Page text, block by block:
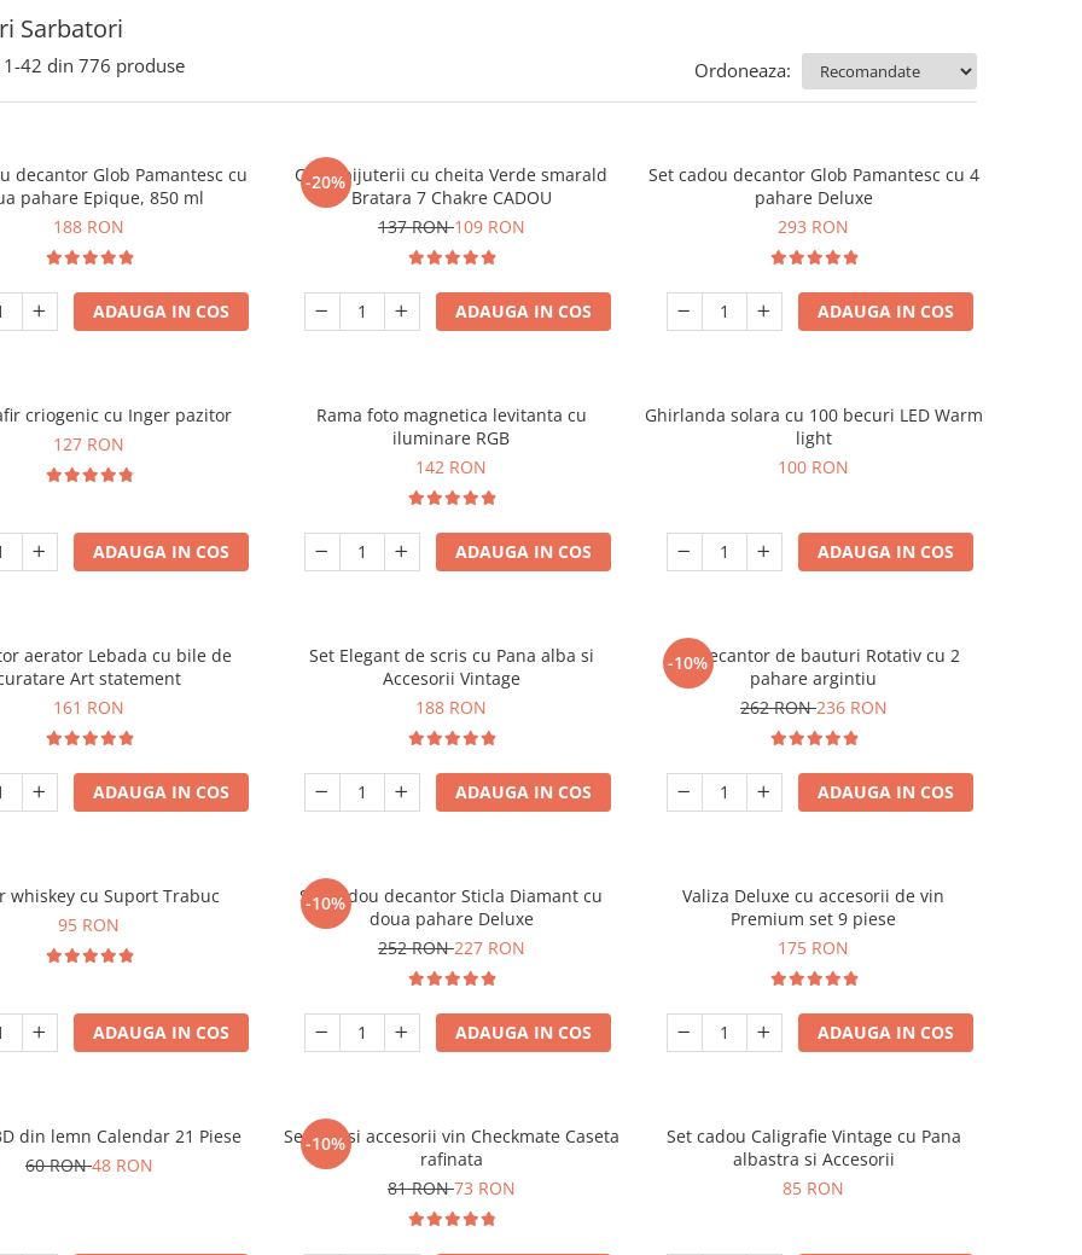
Sarbatori
1-42 din 776 produse Ordoneaza:
decantor Glob Pamantesc cu
pahare Epique, 850 ml
188 RON
ADAUGA IN COS
-20%
Cutie bijuterii cu cheita Verde smarald
Bratara 7 Chakre CADOU
137 RON109 RON
ADAUGA IN COS
Set cadou decantor Glob Pamantesc cu 4
pahare Deluxe
293 RON
ADAUGA IN COS
criogenic cu Inger pazitor
127 RON
ADAUGA IN COS
Rama foto magnetica levitanta cu
iluminare RGB
142 RON
ADAUGA IN COS
Ghirlanda solara cu 100 becuri LED Warm
light
100 RON
ADAUGA IN COS
aerator Lebada cu bile de
Art statement
161 RON
ADAUGA IN COS
Set Elegant de scris cu Pana alba si
Accesorii Vintage
188 RON
ADAUGA IN COS
-10%
Set Decantor de bauturi Rotativ cu 2
pahare argintiu
262 RON236 RON
ADAUGA IN COS
whiskey cu Suport Trabuc
95 RON
ADAUGA IN COS
-10%
Set cadou decantor Sticla Diamant cu
doua pahare Deluxe
252 RON227 RON
ADAUGA IN COS
Valiza Deluxe cu accesorii de vin
Premium set 9 piese
175 RON
ADAUGA IN COS
din lemn Calendar 21 Piese
60 RON48 RON
-10%
Set sah si accesorii vin Checkmate Caseta
rafinata
81 RON73 RON
Set cadou Caligrafie Vintage cu Pana
albastra si Accesorii
85 RON